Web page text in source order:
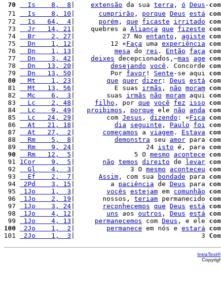
70
  Is    8,  8
extensão da sua terra , ó Deus -
71
  Is    8, 10
cumprirão , porque Deus está
72
  Is   64,  4
porém , que ficaste irritado
73
  Jr   14, 21
|    quebres a Aliança que fizeste
74
  Br    2, 27
|            27 No entanto , agiste
75
  Dn    1, 12
|         12 «Faça uma experiência
76
  Dn    1, 13
mesa do rei . Então faça
77
  Dn    3, 42
deixes decepcionados,~mas age
78
  Dn   13, 20
desejando você . Concorde
79
  Dn   13, 50
|         Por favor ! Sente -se aqui
80
  Mt    1, 23
que quer dizer : Deus está
81
  Mt   13, 56
|          E suas irmãs , não moram
82
  Mc    6,  3
|        suas irmãs não moram aqui
83
  Lc    2, 48
filho , por que você fez isso
84
  Lc    9, 49
proibimos , porque ele não anda
85
  Lc   24, 29
|        com Jesus , dizendo : «Fica
86
  At   21, 18
dia seguinte , Paulo foi
87
  At   27,  2
começamos a viagem . Estava
88
  Rm    5,  8
demonstra seu amor para
89
  Rm    9, 24
|                  24 isto é, para
90
  Rm   12,  5
|               5 O mesmo acontece
91 1Cor    9,  5 não temos direito de levar
92
  Gl    4,  3
|              3 O mesmo aconteceu
93
  Ef    2,  7
Assim , com sua bondade para
94
2Pd    3, 15 |         a paciência de Deus para
95
1Jo    1,  3 vocês estejam em comunhão
96
1Jo    2, 19 |       nossos, teriam permanecido
97
1Jo    3, 24 reconhecemos que Deus está
98
1Jo    4, 12 uns aos outros , Deus está
99
1Jo    4, 13 permanecemos com Deus , e ele
100
2Jo    1,  2 permanece em nós e estará
101
2Jo    1,  3 |                                3
IntraText®